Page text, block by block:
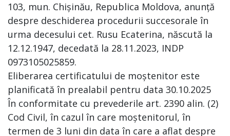
103, mun. Chișinău, Republica Moldova, anunță
despre deschiderea procedurii succesorale în
urma decesului cet. Rusu Ecaterina, născută la
12.12.1947, decedată la 28.11.2023, INDP
0973105025859.
Eliberarea certificatului de moștenitor este
planificată în prealabil pentru data 30.10.2025
În conformitate cu prevederile art. 2390 alin. (2)
Cod Civil, în cazul în care moștenitorul, în
termen de 3 luni din data în care a aflat despre